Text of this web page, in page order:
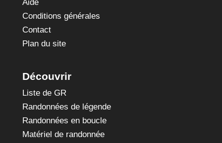
Aide
Conditions générales
Contact
Plan du site
Découvrir
Liste de GR
Randonnées de légende
Randonnées en boucle
Matériel de randonnée